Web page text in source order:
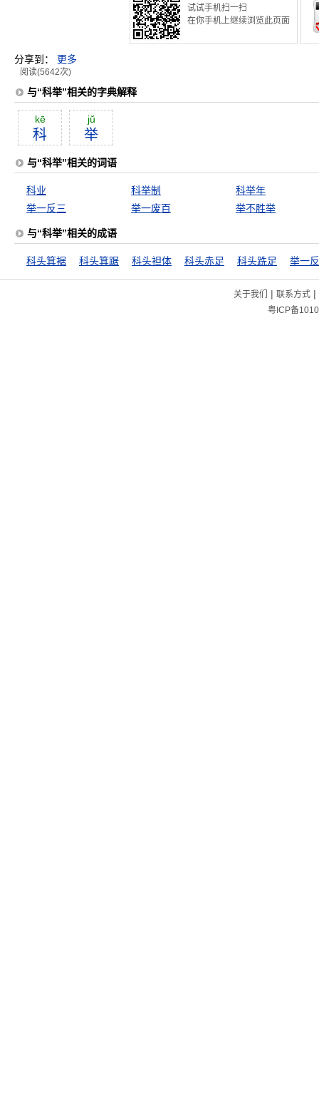
试试手机扫一扫
在你手机上继续浏览此页面
分享到： 更多
阅读(5642次)
与“科举”相关的字典解释
kē
科
jŭ
举
与“科举”相关的词语
科业 科举制
科举年
举一反三
举一废百 举不胜举
与“科举”相关的成语
科头箕裾 科头箕踞 科头袒体 科头赤足 科头跣足 举一
关于我们 | 联系方式|
粤ICP备